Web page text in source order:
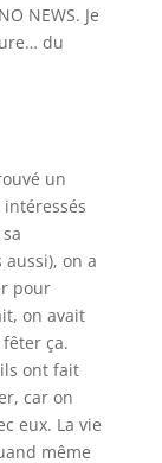
NEWS. Je
du
un
on a
pour
on avait
ça.
ont fait
car on
eux. La vie
même